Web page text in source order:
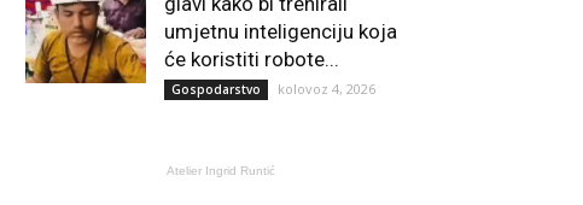
umjetnu inteligenciju koja
će koristiti robote...
Gospodarstvo kolovoz 4, 2026
Atelier Ingrid Runtić